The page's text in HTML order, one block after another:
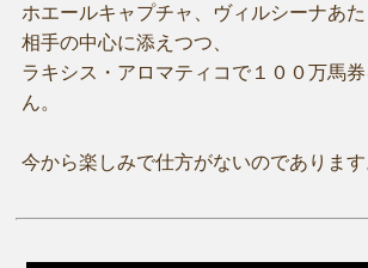
ホエールキャプチャ、ヴィルシーナあ
相手の中心に添えつつ、
ラキシス・アロマティコで１００万馬
ん。
今から楽しみで仕方がないのであります